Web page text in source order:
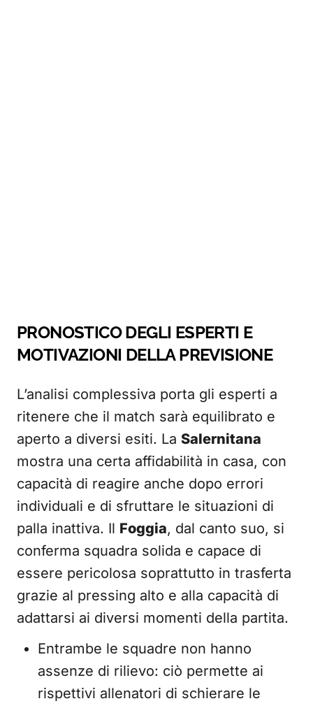
PRONOSTICO DEGLI ESPERTI E
MOTIVAZIONI DELLA PREVISIONE
L’analisi complessiva porta gli esperti a
ritenere che il match sarà equilibrato e
aperto a diversi esiti. La Salernitana
mostra una certa affidabilità in casa, con
capacità di reagire anche dopo errori
individuali e di sfruttare le situazioni di
palla inattiva. Il Foggia, dal canto suo, si
conferma squadra solida e capace di
essere pericolosa soprattutto in trasferta
grazie al pressing alto e alla capacità di
adattarsi ai diversi momenti della partita.
Entrambe le squadre non hanno
assenze di rilievo: ciò permette ai
rispettivi allenatori di schierare le